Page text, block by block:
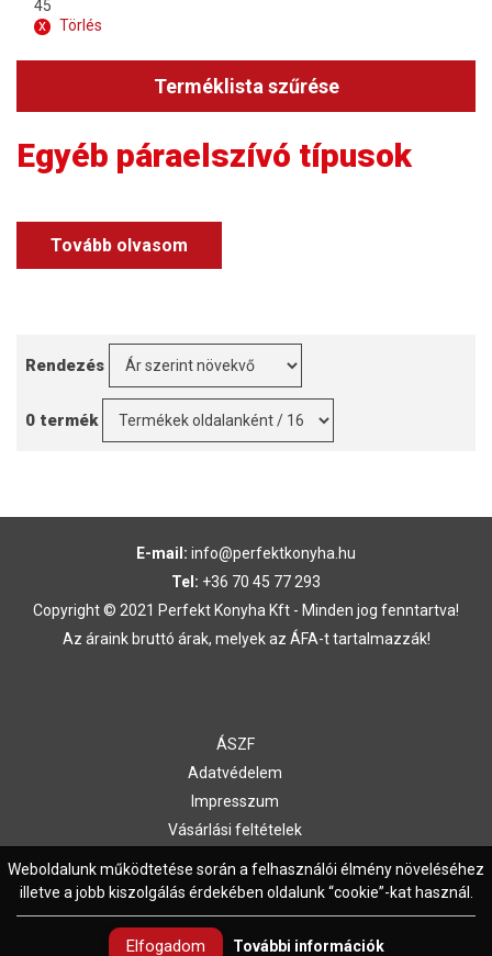
45
x
Törlés
Terméklista szűrése
Egyéb páraelszívó típusok
Tovább olvasom
Rendezés
0 termék
E-mail: info@perfektkonyha.hu
Tel: +36 70 45 77 293
Copyright © 2021 Perfekt Konyha Kft - Minden jog fenntartva!
Az áraink bruttó árak, melyek az ÁFA-t tartalmazzák!
ÁSZF
Adatvédelem
Impresszum
Vásárlási feltételek
Weboldalunk működtetése során a felhasználói élmény növeléséhez
illetve a jobb kiszolgálás érdekében oldalunk “cookie”-kat használ.
Elfogadom További információk